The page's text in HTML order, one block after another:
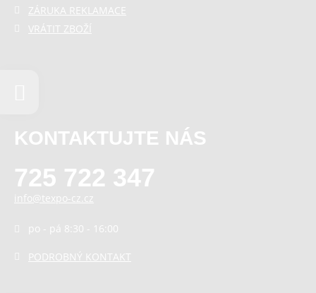
ZÁRUKA REKLAMACE
VRÁTIT ZBOŽÍ
KONTAKTUJTE NÁS
725 722 347
info@texpo-cz.cz
po - pá 8:30 - 16:00
PODROBNÝ KONTAKT